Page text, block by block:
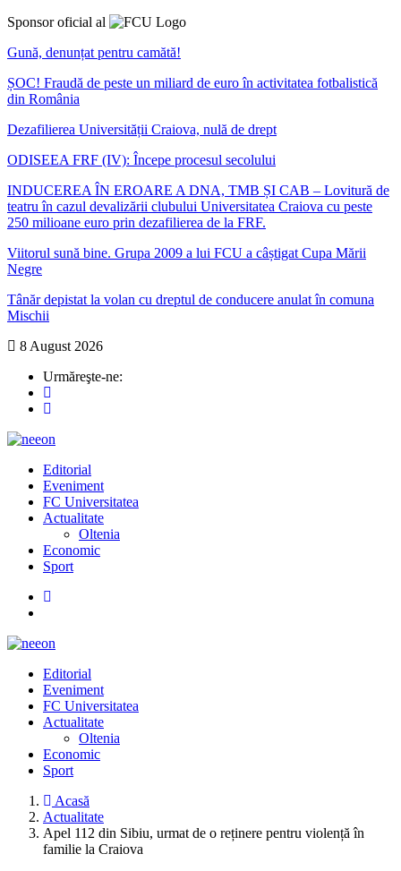
Sponsor oficial al
Gună, denunțat pentru camătă!
ȘOC! Fraudă de peste un miliard de euro în activitatea fotbalistică
din România
Dezafilierea Universității Craiova, nulă de drept
ODISEEA FRF (IV): Începe procesul secolului
INDUCEREA ÎN EROARE A DNA, TMB ȘI CAB – Lovitură de
teatru în cazul devalizării clubului Universitatea Craiova cu peste
250 milioane euro prin dezafilierea de la FRF.
Viitorul sună bine. Grupa 2009 a lui FCU a câștigat Cupa Mării
Negre
Tânăr depistat la volan cu dreptul de conducere anulat în comuna
Mischii
8 August 2026
Urmăreşte-ne:
Editorial
Eveniment
FC Universitatea
Actualitate
Oltenia
Economic
Sport
Editorial
Eveniment
FC Universitatea
Actualitate
Oltenia
Economic
Sport
Acasă
Actualitate
Apel 112 din Sibiu, urmat de o reținere pentru violență în
familie la Craiova